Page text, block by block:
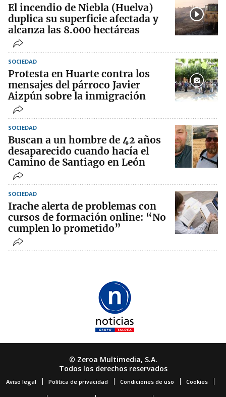
El incendio de Niebla (Huelva)
duplica su superficie afectada y
alcanza las 8.000 hectáreas
SOCIEDAD
Protesta en Huarte contra los
mensajes del párroco Javier
Aizpún sobre la inmigración
SOCIEDAD
Buscan a un hombre de 42 años
desaparecido cuando hacía el
Camino de Santiago en León
SOCIEDAD
Irache alerta de problemas con
cursos de formación online: “No
cumplen lo prometido”
© Zeroa Multimedia, S.A.
Todos los derechos reservados
Aviso legal Política de privacidad Condiciones de uso Cookies